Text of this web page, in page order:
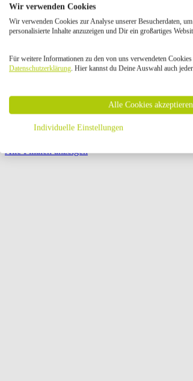
{{
{{ store.label }}
Ausgewählt Auswählen Öffnungszeiten
Öffnungszeiten:
Seite {{ pagination.page }} von {{
Alle Filialen anzeigen
Wir verwenden Cookies
Wir verwenden Cookies zur Analyse unserer Besucherdaten,
personalisierte Inhalte anzuzeigen und Dir ein großartiges
Für weitere Informationen zu den von uns verwendeten Cookies
Datenschutzerklärung. Hier kannst du Deine Auswahl auch
Alle Cookies akzeptieren
Individuelle Einstellungen